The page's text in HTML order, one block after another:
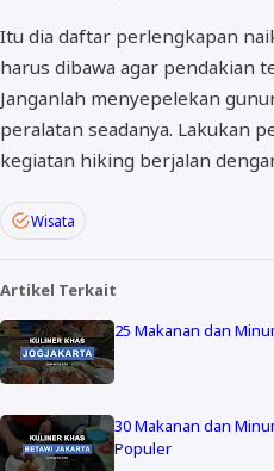
Itu dia daftar perlengkapan
harus dibawa agar pendakian
Janganlah menyepelekan
peralatan seadanya. Lakukan
kegiatan hiking berjalan
Wisata
Artikel Terkait
25 Makanan dan
30 Makanan dan
Populer